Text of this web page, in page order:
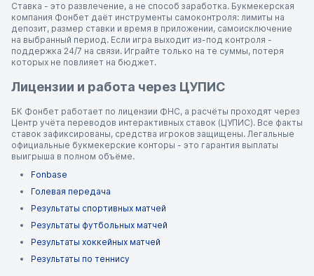
Ставка - это развлечение, а не способ заработка. Букмекерская
компания Фонбет даёт инструменты самоконтроля: лимиты на
депозит, размер ставки и время в приложении, самоисключение
на выбранный период. Если игра выходит из-под контроля -
поддержка 24/7 на связи. Играйте только на те суммы, потеря
которых не повлияет на бюджет.
Лицензии и работа через ЦУПИС
БК Фонбет работает по лицензии ФНС, а расчёты проходят через
Центр учёта переводов интерактивных ставок (ЦУПИС). Все факты
ставок зафиксированы, средства игроков защищены. Легальные
официальные букмекерские конторы - это гарантия выплаты
выигрыша в полном объёме.
Fonbase
Голевая передача
Результаты спортивных матчей
Результаты футбольных матчей
Результаты хоккейных матчей
Результаты по теннису